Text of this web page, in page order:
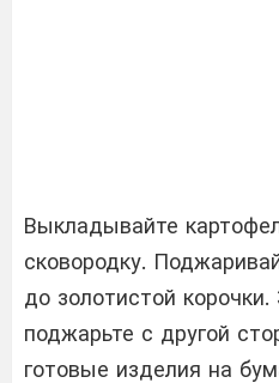
Выкладывайте
сковородку.
до золотистой
поджарьте с другой
готовые изделия на